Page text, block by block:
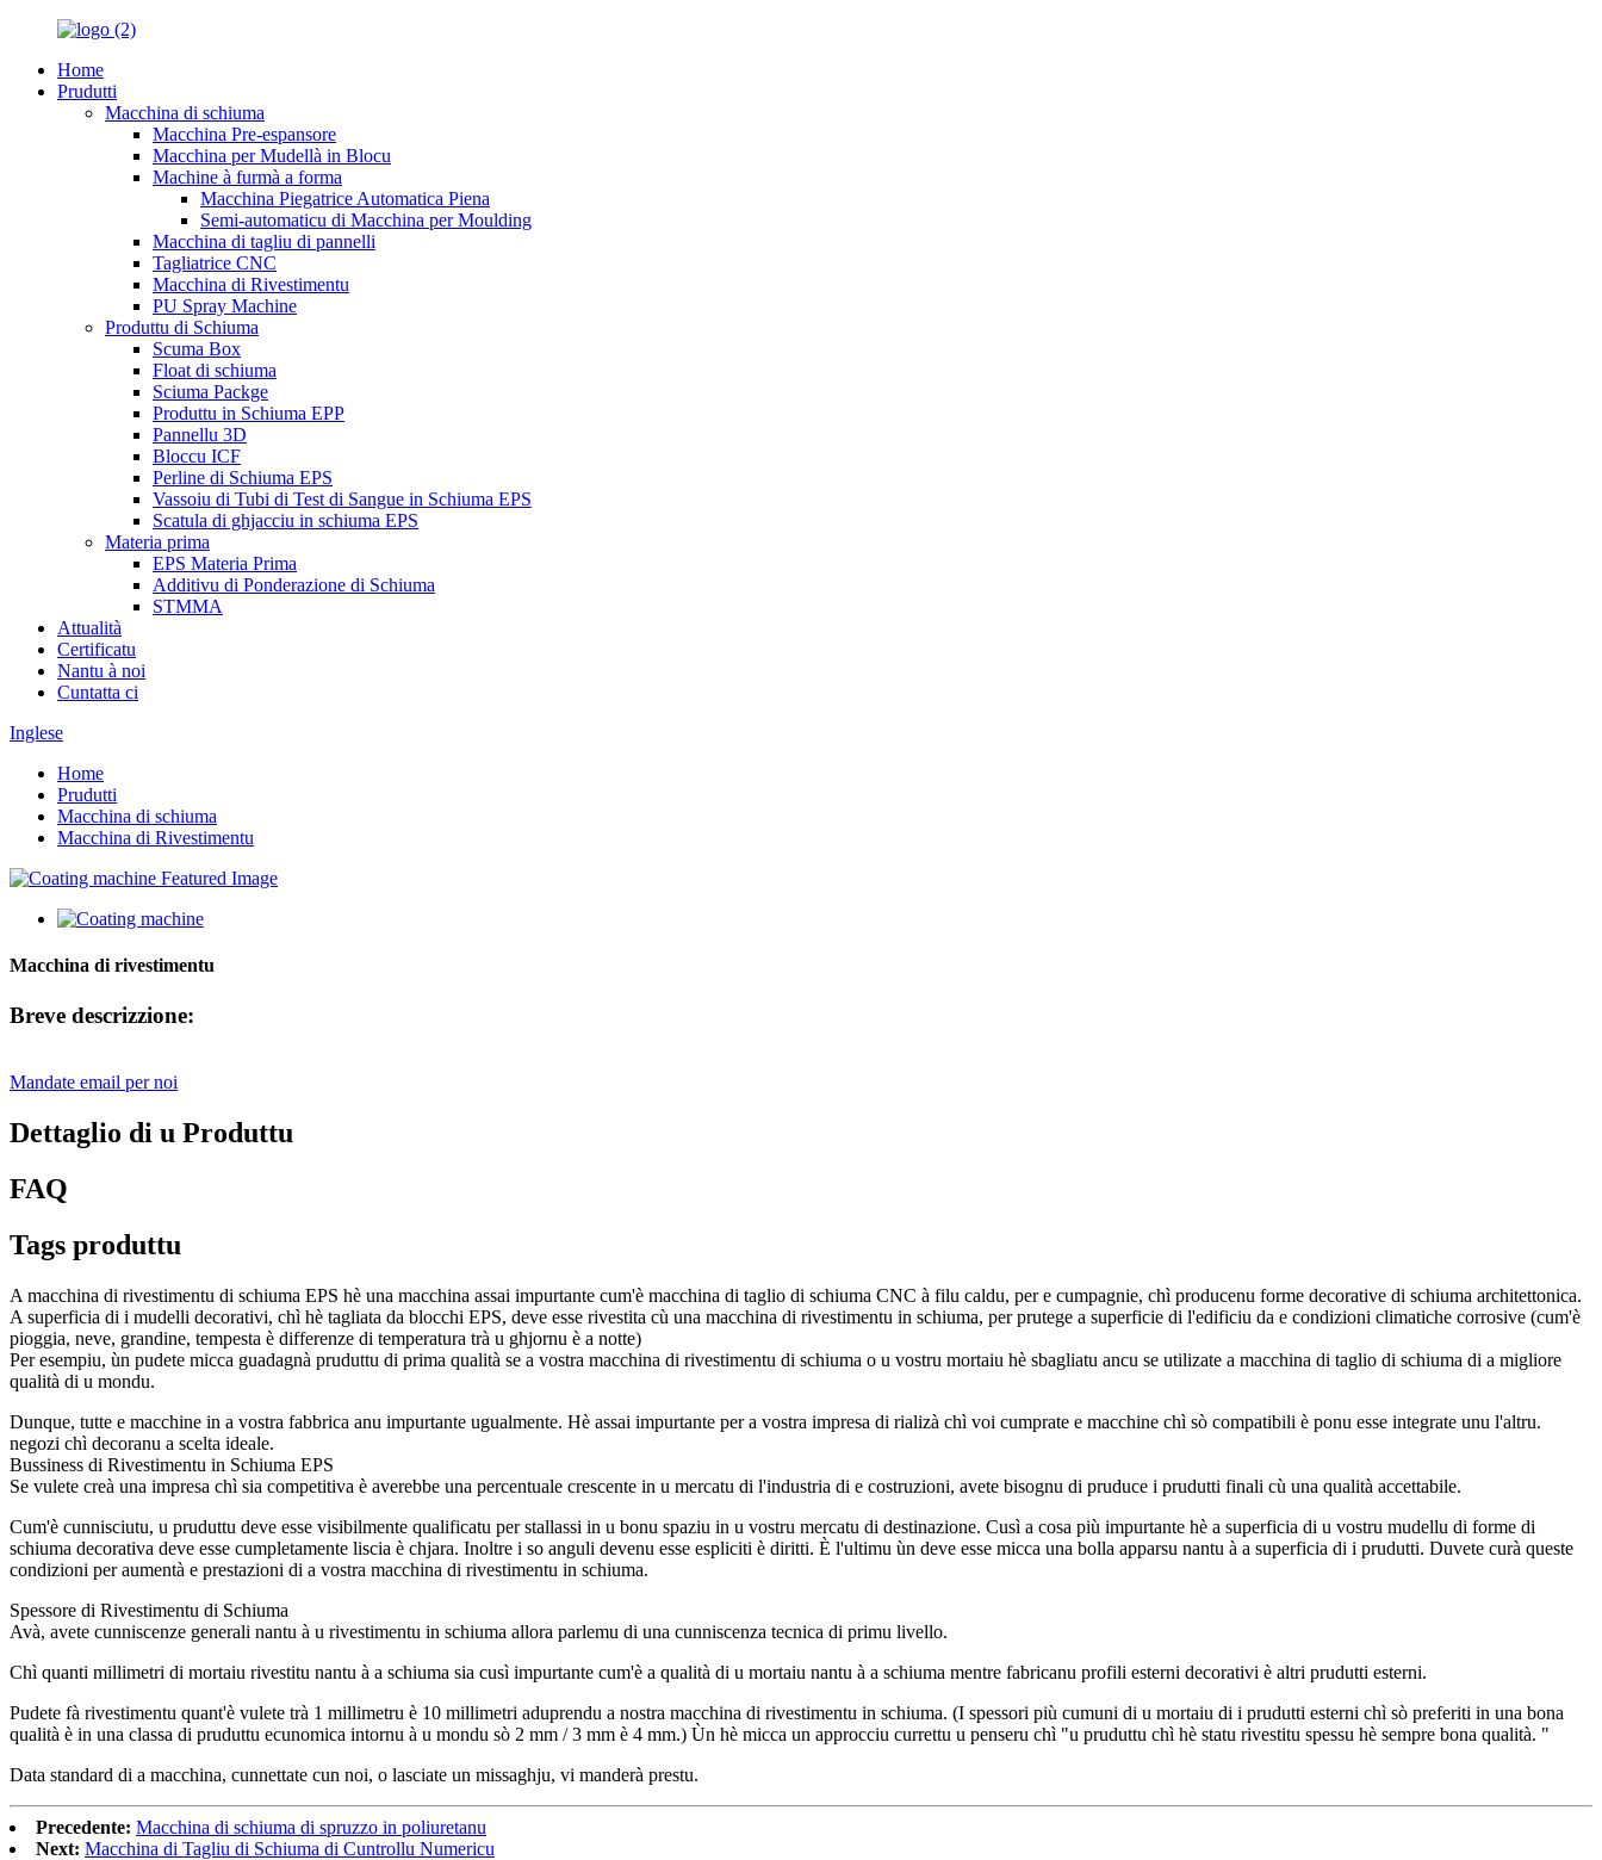
Home
Prudutti
Macchina di schiuma
Macchina Pre-espansore
Macchina per Mudellà in Blocu
Machine à furmà a forma
Macchina Piegatrice Automatica Piena
Semi-automaticu di Macchina per Moulding
Macchina di tagliu di pannelli
Tagliatrice CNC
Macchina di Rivestimentu
PU Spray Machine
Produttu di Schiuma
Scuma Box
Float di schiuma
Sciuma Packge
Produttu in Schiuma EPP
Pannellu 3D
Bloccu ICF
Perline di Schiuma EPS
Vassoiu di Tubi di Test di Sangue in Schiuma EPS
Scatula di ghjacciu in schiuma EPS
Materia prima
EPS Materia Prima
Additivu di Ponderazione di Schiuma
STMMA
Attualità
Certificatu
Nantu à noi
Cuntatta ci
Inglese
Home
Prudutti
Macchina di schiuma
Macchina di Rivestimentu
Macchina di rivestimentu
Breve descrizzione:
Mandate email per noi
Dettaglio di u Produttu
FAQ
Tags produttu
A macchina di rivestimentu di schiuma EPS hè una macchina assai impurtante cum'è macchina di taglio di schiuma CNC à filu caldu, per e cumpagnie, chì producenu forme decorative di schiuma architettonica.
A superficia di i mudelli decorativi, chì hè tagliata da blocchi EPS, deve esse rivestita cù una macchina di rivestimentu in schiuma, per prutege a superficie di l'edificiu da e condizioni climatiche corrosive (cum'è
pioggia, neve, grandine, tempesta è differenze di temperatura trà u ghjornu è a notte)
Per esempiu, ùn pudete micca guadagnà pruduttu di prima qualità se a vostra macchina di rivestimentu di schiuma o u vostru mortaiu hè sbagliatu ancu se utilizate a macchina di taglio di schiuma di a migliore
qualità di u mondu.
Dunque, tutte e macchine in a vostra fabbrica anu impurtante ugualmente. Hè assai impurtante per a vostra impresa di rializà chì voi cumprate e macchine chì sò compatibili è ponu esse integrate unu l'altru.
negozi chì decoranu a scelta ideale.
Bussiness di Rivestimentu in Schiuma EPS
Se vulete creà una impresa chì sia competitiva è averebbe una percentuale crescente in u mercatu di l'industria di e costruzioni, avete bisognu di pruduce i prudutti finali cù una qualità accettabile.
Cum'è cunnisciutu, u pruduttu deve esse visibilmente qualificatu per stallassi in u bonu spaziu in u vostru mercatu di destinazione. Cusì a cosa più impurtante hè a superficia di u vostru mudellu di forme di
schiuma decorativa deve esse cumpletamente liscia è chjara. Inoltre i so anguli devenu esse espliciti è diritti. È l'ultimu ùn deve esse micca una bolla apparsu nantu à a superficia di i prudutti. Duvete curà queste
condizioni per aumentà e prestazioni di a vostra macchina di rivestimentu in schiuma.
Spessore di Rivestimentu di Schiuma
Avà, avete cunniscenze generali nantu à u rivestimentu in schiuma allora parlemu di una cunniscenza tecnica di primu livello.
Chì quanti millimetri di mortaiu rivestitu nantu à a schiuma sia cusì impurtante cum'è a qualità di u mortaiu nantu à a schiuma mentre fabricanu profili esterni decorativi è altri prudutti esterni.
Pudete fà rivestimentu quant'è vulete trà 1 millimetru è 10 millimetri aduprendu a nostra macchina di rivestimentu in schiuma. (I spessori più cumuni di u mortaiu di i prudutti esterni chì sò preferiti in una bona
qualità è in una classa di pruduttu ecunomica intornu à u mondu sò 2 mm / 3 mm è 4 mm.) Ùn hè micca un approcciu currettu u penseru chì "u pruduttu chì hè statu rivestitu spessu hè sempre bona qualità. "
Data standard di a macchina, cunnettate cun noi, o lasciate un missaghju, vi manderà prestu.
Precedente: Macchina di schiuma di spruzzo in poliuretanu
Next: Macchina di Tagliu di Schiuma di Cuntrollu Numericu